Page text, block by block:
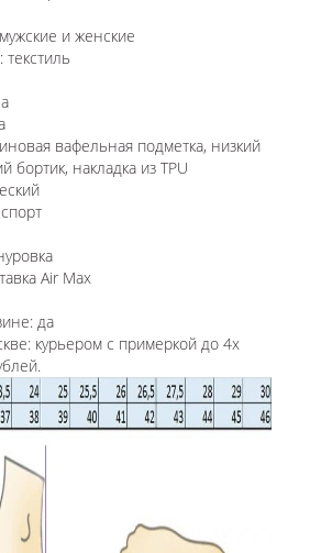
и женские
вафельная подметка, низкий
бортик, накладка из TPU
Air Max
да
курьером с примеркой до 4х